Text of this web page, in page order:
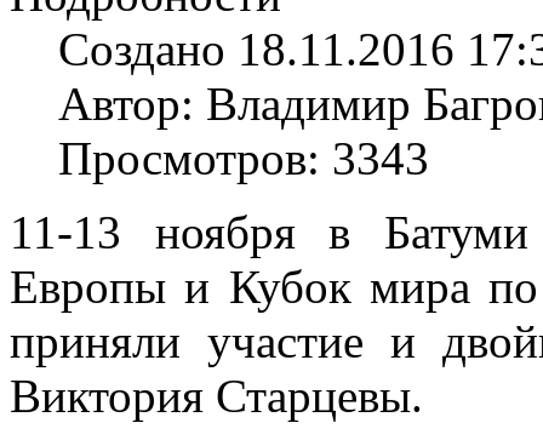
Создано 18.11.2016
Автор: Владимир
Просмотров: 3343
11-13 ноября в
Европы и Кубок мира по
приняли участие и
Виктория Старцевы.